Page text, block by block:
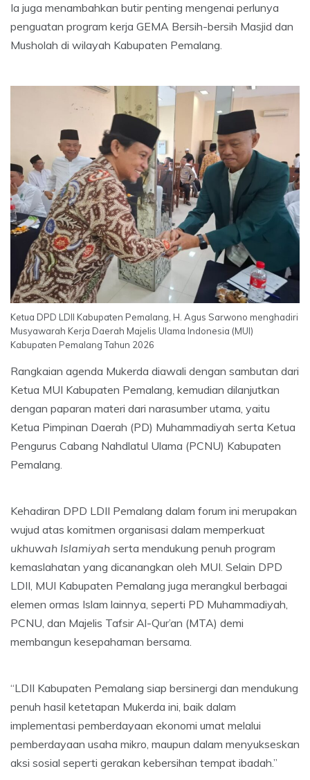
Ia juga menambahkan butir penting mengenai perlunya
penguatan program kerja GEMA Bersih-bersih Masjid dan
Musholah di wilayah Kabupaten Pemalang.
Ketua DPD LDII Kabupaten Pemalang, H. Agus Sarwono menghadiri
Musyawarah Kerja Daerah Majelis Ulama Indonesia (MUI)
Kabupaten Pemalang Tahun 2026
Rangkaian agenda Mukerda diawali dengan sambutan dari
Ketua MUI Kabupaten Pemalang, kemudian dilanjutkan
dengan paparan materi dari narasumber utama, yaitu
Ketua Pimpinan Daerah (PD) Muhammadiyah serta Ketua
Pengurus Cabang Nahdlatul Ulama (PCNU) Kabupaten
Pemalang.
Kehadiran DPD LDII Pemalang dalam forum ini merupakan
wujud atas komitmen organisasi dalam memperkuat
ukhuwah Islamiyah serta mendukung penuh program
kemaslahatan yang dicanangkan oleh MUI. Selain DPD
LDII, MUI Kabupaten Pemalang juga merangkul berbagai
elemen ormas Islam lainnya, seperti PD Muhammadiyah,
PCNU, dan Majelis Tafsir Al-Qur’an (MTA) demi
membangun kesepahaman bersama.
“LDII Kabupaten Pemalang siap bersinergi dan mendukung
penuh hasil ketetapan Mukerda ini, baik dalam
implementasi pemberdayaan ekonomi umat melalui
pemberdayaan usaha mikro, maupun dalam menyukseskan
aksi sosial seperti gerakan kebersihan tempat ibadah.”